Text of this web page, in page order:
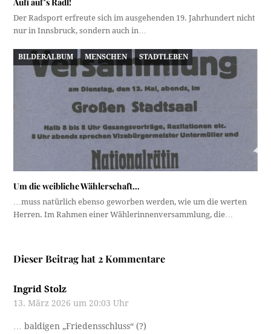
Aufi auf’s Radl!
Der Radsport erfreute sich im ausgehenden 19. Jahrhundert nicht
nur in Innsbruck, sondern auch in…
BILDERALBUM MENSCHEN STADTLEBEN
Um die weibliche Wählerschaft…
…muss natürlich ebenso geworben werden, wie um die werten
Herren. Im Rahmen einer Wählerinnenversammlung, die…
Dieser Beitrag hat 2 Kommentare
Ingrid Stolz
13. März 2026 um 20:03 Uhr
… baldigen „Friedensschluss“ (?)